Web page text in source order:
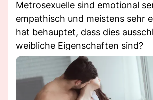
Metrosexuelle sind emotional
empathisch und meistens sehr
hat behauptet, dass dies
weibliche Eigenschaften sind?